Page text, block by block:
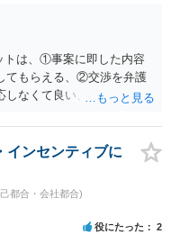
トは、①事案に即した内容
てもらえる、②交渉を弁護
しなくて良い、というとこ
うかは分かりません。 ２
密録音はプライバシー保護
が必要です(証拠排除され
証拠に基づいて、誰が判断
しなかったからといっ
体的な証拠とそれで認定
インセンティブに
都合・会社都合)
役にたった 2